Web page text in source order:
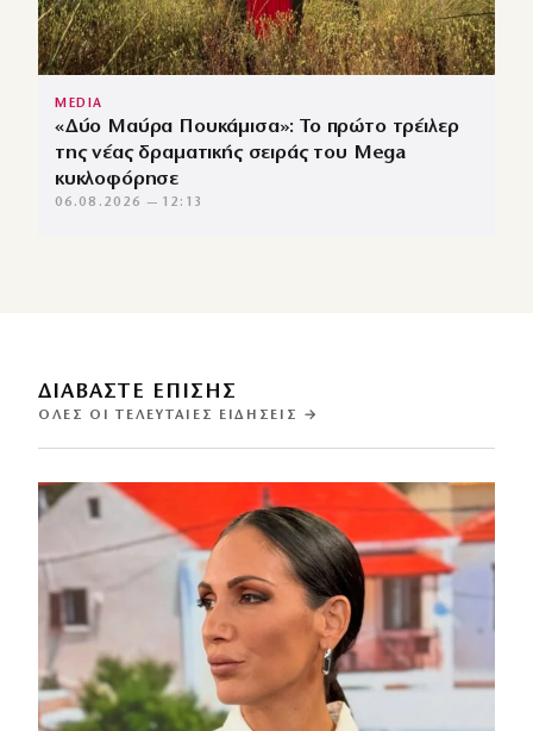
MEDIA
«Δύο Μαύρα Πουκάμισα»: Το πρώτο τρέιλερ
της νέας δραματικής σειράς του Mega
κυκλοφόρησε
06.08.2026 — 12:13
ΔΙΑΒΑΣΤΕ ΕΠΙΣΗΣ
ΌΛΕΣ ΟΙ ΤΕΛΕΥΤΑΊΕΣ ΕΙΔΉΣΕΙΣ →